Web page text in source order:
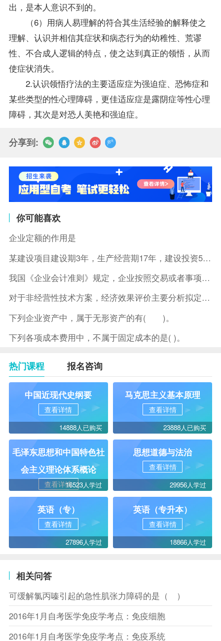
出，是本人意识不到的。
（6）用病人易理解的符合其生活经验的解释使之
理解、认识并相信其症状和病态行为的幼稚性、荒谬
性、不合成人逻辑的特点，使之达到真正的领悟，从而
使症状消失。
2.认识领悟疗法的主要适应症为强迫症、恐怖症和
某些类型的性心理障碍，更佳适应症是露阴症等性心理
障碍，其次是对恐人美艳和强迫症。
分享到:
你可能喜欢
企业定额的作用是
某建设项目建设期3年，生产经营期17年，建设投资5500万元
我国《企业会计准则》规定，企业按照交易或者事项的经济特征确定
对于非经营性技术方案，经济效果评价主要分析拟定方案的( )。
下列企业资产中，属于无形资产的有( )。
下列各项成本费用中，不属于固定成本的是( )。
热门课程 报名咨询
中国近现代史纲要
查看详情
14888人已购买
马克思主义基本原理
查看详情
23888人已购买
毛泽东思想和中国特色社
会主义理论体系概论
查看详情16523人学过
思想道德与法治
查看详情
29956人学过
英语（专）
查看详情
27896人学过
英语（专升本）
查看详情
18866人学过
相关问答
可缓解氯丙嗪引起的急性肌张力障碍的是（ ）
2016年1月自考医学免疫学考点：免疫细胞
2016年1月自考医学免疫学考点：免疫系统